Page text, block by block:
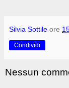
Silvia Sottile ore
Condividi
Nessun